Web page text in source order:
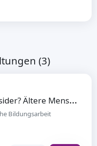
(3)
S
ilver Surfer oder Digital Outsider? Ältere Menschen und digitale Teilhabe
Bildungsarbeit